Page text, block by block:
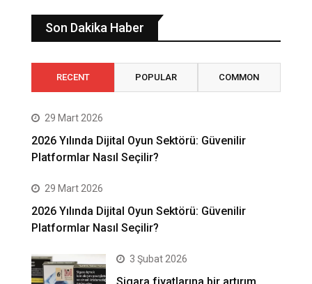
Son Dakika Haber
RECENT POPULAR COMMON
29 Mart 2026
2026 Yılında Dijital Oyun Sektörü: Güvenilir
Platformlar Nasıl Seçilir?
29 Mart 2026
2026 Yılında Dijital Oyun Sektörü: Güvenilir
Platformlar Nasıl Seçilir?
3 Şubat 2026